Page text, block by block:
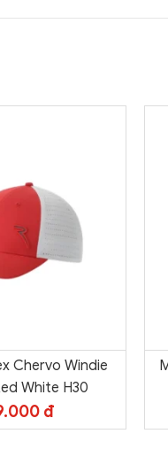
Chervo Windie
White H30
đ